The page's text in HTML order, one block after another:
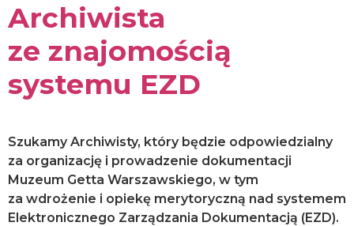
Archiwista
ze znajomością
systemu EZD
Szukamy Archiwisty, który będzie odpowiedzialny
za organizację i prowadzenie dokumentacji
Muzeum Getta Warszawskiego, w tym
za wdrożenie i opiekę merytoryczną nad systemem
Elektronicznego Zarządzania Dokumentacją (EZD).